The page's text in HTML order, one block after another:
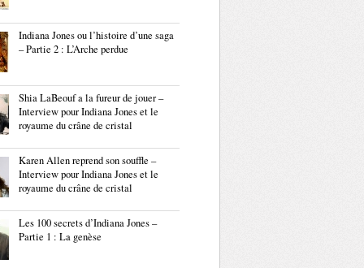
Indiana Jones ou l’histoire d’une saga
– Partie 2 : L’Arche perdue
Shia LaBeouf a la fureur de jouer –
Interview pour Indiana Jones et le
royaume du crâne de cristal
Karen Allen reprend son souffle –
Interview pour Indiana Jones et le
royaume du crâne de cristal
Les 100 secrets d’Indiana Jones –
Partie 1 : La genèse